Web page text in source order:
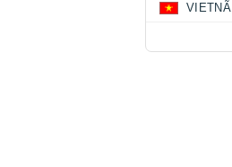
VIETNÃ